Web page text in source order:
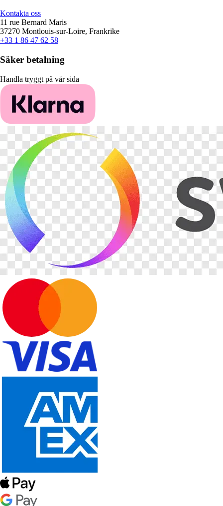
Kontakta oss
11 rue Bernard Maris
37270 Montlouis-sur-Loire, Frankrike
+33 1 86 47 62 58
Säker betalning
Handla tryggt på vår sida